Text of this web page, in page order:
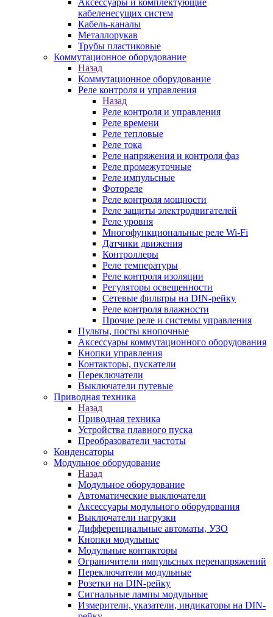
Аксессуары и комплектующие
кабеленесущих систем
Кабель-каналы
Металлорукав
Трубы пластиковые
Коммутационное оборудование
Назад
Коммутационное оборудование
Реле контроля и управления
Назад
Реле контроля и управления
Реле времени
Реле тепловые
Реле тока
Реле напряжения и контроля фаз
Реле промежуточные
Реле импульсные
Фотореле
Реле контроля мощности
Реле защиты электродвигателей
Реле уровня
Многофункциональные реле Wi-Fi
Датчики движения
Контроллеры
Реле температуры
Реле контроля изоляции
Регуляторы освещенности
Сетевые фильтры на DIN-рейку
Реле контроля влажности
Прочие реле и системы управления
Пульты, посты кнопочные
Аксессуары коммутационного оборудования
Кнопки управления
Контакторы, пускатели
Переключатели
Выключатели путевые
Приводная техника
Назад
Приводная техника
Устройства плавного пуска
Преобразователи частоты
Конденсаторы
Модульное оборудование
Назад
Модульное оборудование
Автоматические выключатели
Аксессуары модульного оборудования
Выключатели нагрузки
Дифференциальные автоматы, УЗО
Кнопки модульные
Модульные контакторы
Ограничители импульсных перенапряжений
Переключатели модульные
Розетки на DIN-рейку
Сигнальные лампы модульные
Измерители, указатели, индикаторы на DIN-